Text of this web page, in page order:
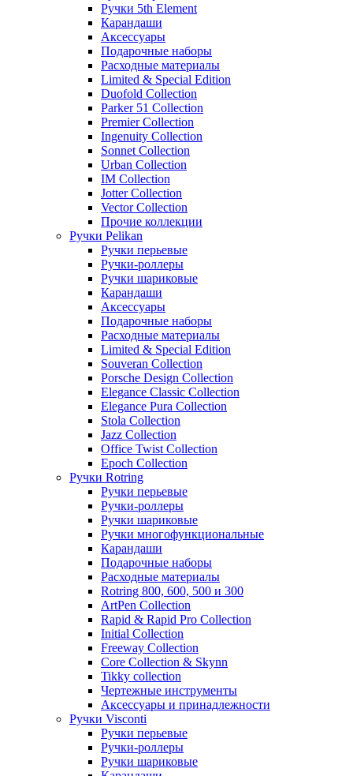
Ручки 5th Element
Карандаши
Аксессуары
Подарочные наборы
Расходные материалы
Limited & Special Edition
Duofold Collection
Parker 51 Collection
Premier Collection
Ingenuity Collection
Sonnet Collection
Urban Collection
IM Collection
Jotter Collection
Vector Collection
Прочие коллекции
Ручки Pelikan
Ручки перьевые
Ручки-роллеры
Ручки шариковые
Карандаши
Аксессуары
Подарочные наборы
Расходные материалы
Limited & Special Edition
Souveran Collection
Porsche Design Collection
Elegance Classic Collection
Elegance Pura Collection
Stola Collection
Jazz Collection
Office Twist Collection
Epoch Collection
Ручки Rotring
Ручки перьевые
Ручки-роллеры
Ручки шариковые
Ручки многофункциональные
Карандаши
Подарочные наборы
Расходные материалы
Rotring 800, 600, 500 и 300
ArtPen Collection
Rapid & Rapid Pro Collection
Initial Collection
Freeway Collection
Core Collection & Skynn
Tikky collection
Чертежные инструменты
Аксессуары и принадлежности
Ручки Visconti
Ручки перьевые
Ручки-роллеры
Ручки шариковые